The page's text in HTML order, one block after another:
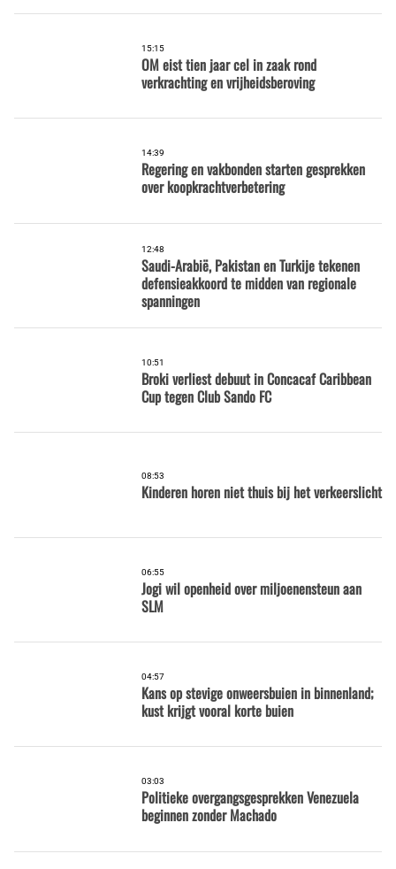
15:15
OM eist tien jaar cel in zaak rond
verkrachting en vrijheidsberoving
14:39
Regering en vakbonden starten gesprekken
over koopkrachtverbetering
12:48
Saudi-Arabië, Pakistan en Turkije tekenen
defensieakkoord te midden van regionale
spanningen
10:51
Broki verliest debuut in Concacaf Caribbean
Cup tegen Club Sando FC
08:53
Kinderen horen niet thuis bij het verkeerslicht
06:55
Jogi wil openheid over miljoenensteun aan
SLM
04:57
Kans op stevige onweersbuien in binnenland;
kust krijgt vooral korte buien
03:03
Politieke overgangsgesprekken Venezuela
beginnen zonder Machado